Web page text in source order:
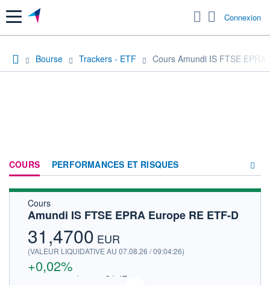
Menu Connexion
Bourse Trackers - ETF Cours Amundi IS FTSE EPRA
COURS PERFORMANCES ET RISQUES
FORUM
Cours
Amundi IS FTSE EPRA Europe RE ETF-D
31,4700 EUR
(VALEUR LIQUIDATIVE AU 07.08.26 / 09:04:26)
+0,02%
31.47